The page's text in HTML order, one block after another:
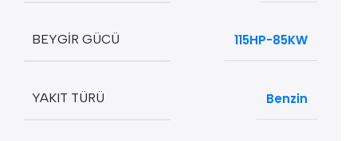
BEYGIR GÜCÜ 115HP-85KW
YAKIT TÜRÜ Benzin